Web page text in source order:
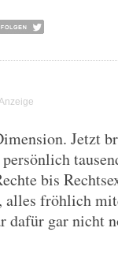
Jetzt
bis
fröhlich
dafür gar nicht